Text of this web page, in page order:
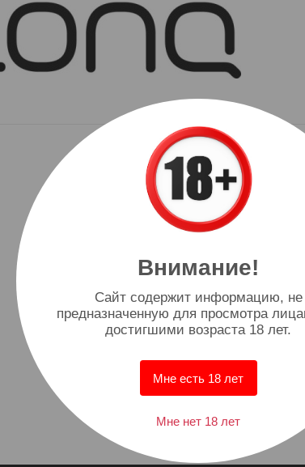
Внимание!
Cайт содержит информацию, не
предназначенную для просмотра
достигшими возраста 18 лет.
Мне есть 18 лет
Мне нет 18 лет